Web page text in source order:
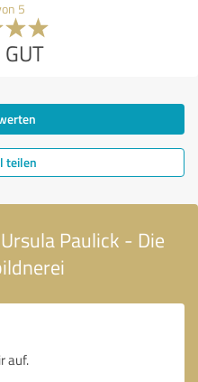
5
teilen
Paulick - Die